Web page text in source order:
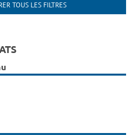
TOUS LES FILTRES